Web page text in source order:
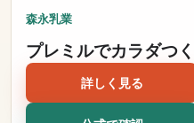
森永乳業
プレミルでカラダつ
詳しく見る